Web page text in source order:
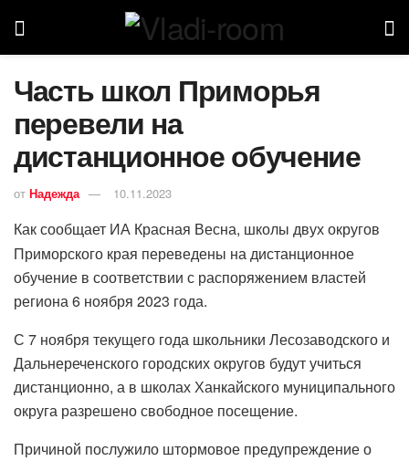
Часть школ Приморья
перевели на
дистанционное обучение
от Надежда 10.11.2023
Как сообщает ИА Красная Весна, школы двух округов
Приморского края переведены на дистанционное
обучение в соответствии с распоряжением властей
региона 6 ноября 2023 года.
С 7 ноября текущего года школьники Лесозаводского и
Дальнереченского городских округов будут учиться
дистанционно, а в школах Ханкайского муниципального
округа разрешено свободное посещение.
Причиной послужило штормовое предупреждение о